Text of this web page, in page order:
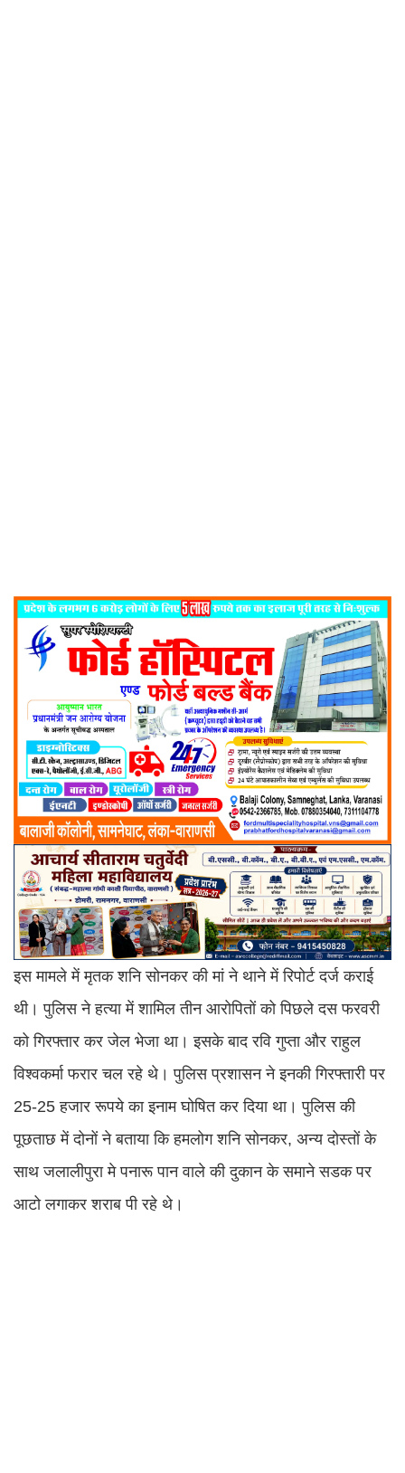
इस मामले में मृतक शनि सोनकर की मां ने थाने में रिपोर्ट दर्ज कराई
थी। पुलिस ने हत्या में शामिल तीन आरोपितों को पिछले दस फरवरी
को गिरफ्तार कर जेल भेजा था। इसके बाद रवि गुप्ता और राहुल
विश्वकर्मा फरार चल रहे थे। पुलिस प्रशासन ने इनकी गिरफ्तारी पर
25-25 हजार रूपये का इनाम घोषित कर दिया था। पुलिस की
पूछताछ में दोनों ने बताया कि हमलोग शनि सोनकर, अन्य दोस्तों के
साथ जलालीपुरा मे पनारू पान वाले की दुकान के समाने सडक पर
आटो लगाकर शराब पी रहे थे।